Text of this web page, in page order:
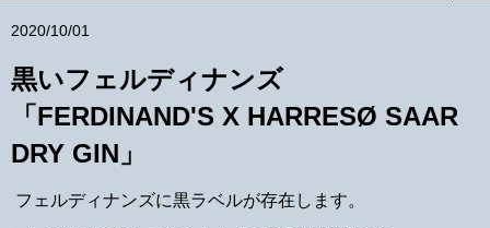
2020/10/01
黒いフェルディナンズ
「FERDINAND'S X HARRESØ SAAR
DRY GIN」
フェルディナンズに黒ラベルが存在します。